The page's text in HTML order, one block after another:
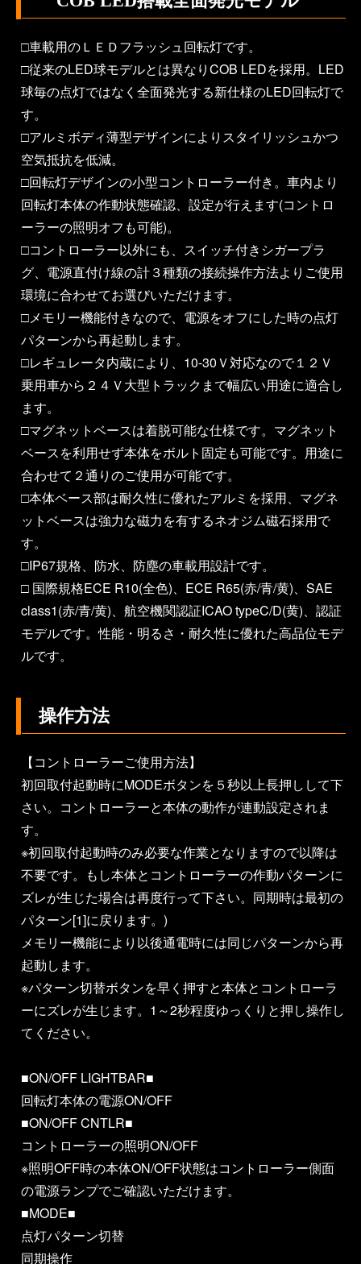
□車載用のＬＥＤフラッシュ回転灯です。
□従来のLED球モデルとは異なりCOB LEDを採用。LED
球毎の点灯ではなく全面発光する新仕様のLED回転灯で
す。
□アルミボディ薄型デザインによりスタイリッシュかつ
空気抵抗を低減。
□回転灯デザインの小型コントローラー付き。車内より
回転灯本体の作動状態確認、設定が行えます(コントロ
ーラーの照明オフも可能)。
□コントローラー以外にも、スイッチ付きシガープラ
グ、電源直付け線の計３種類の接続操作方法よりご使用
環境に合わせてお選びいただけます。
□メモリー機能付きなので、電源をオフにした時の点灯
パターンから再起動します。
□レギュレータ内蔵により、10-30Ｖ対応なので１２Ｖ
乗用車から２４Ｖ大型トラックまで幅広い用途に適合し
ます。
□マグネットベースは着脱可能な仕様です。マグネット
ベースを利用せず本体をボルト固定も可能です。用途に
合わせて２通りのご使用が可能です。
□本体ベース部は耐久性に優れたアルミを採用、マグネ
ットベースは強力な磁力を有するネオジム磁石採用で
す。
□IP67規格、防水、防塵の車載用設計です。
□ 国際規格ECE R10(全色)、ECE R65(赤/青/黄)、SAE
class1(赤/青/黄)、航空機関認証ICAO typeC/D(黄)、認証
モデルです。性能・明るさ・耐久性に優れた高品位モデ
ルです。
操作方法
【コントローラーご使用方法】
初回取付起動時にMODEボタンを５秒以上長押しして下
さい。コントローラーと本体の動作が連動設定されま
す。
※初回取付起動時のみ必要な作業となりますので以降は
不要です。もし本体とコントローラーの作動パターンに
ズレが生じた場合は再度行って下さい。同期時は最初の
パターン[1]に戻ります。)
メモリー機能により以後通電時には同じパターンから再
起動します。
※パターン切替ボタンを早く押すと本体とコントローラ
ーにズレが生じます。1～2秒程度ゆっくりと押し操作し
てください。
■ON/OFF LIGHTBAR■
回転灯本体の電源ON/OFF
■ON/OFF CNTLR■
コントローラーの照明ON/OFF
※照明OFF時の本体ON/OFF状態はコントローラー側面
の電源ランプでご確認いただけます。
■MODE■
点灯パターン切替
同期操作